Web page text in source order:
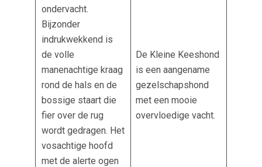
ondervacht.
Bijzonder
indrukwekkend is
de volle
manenachtige kraag
rond de hals en de
bossige staart die
fier over de rug
wordt gedragen. Het
vosachtige hoofd
met de alerte ogen
De Kleine Keeshond
is een aangename
gezelschapshond
met een mooie
overvloedige vacht.